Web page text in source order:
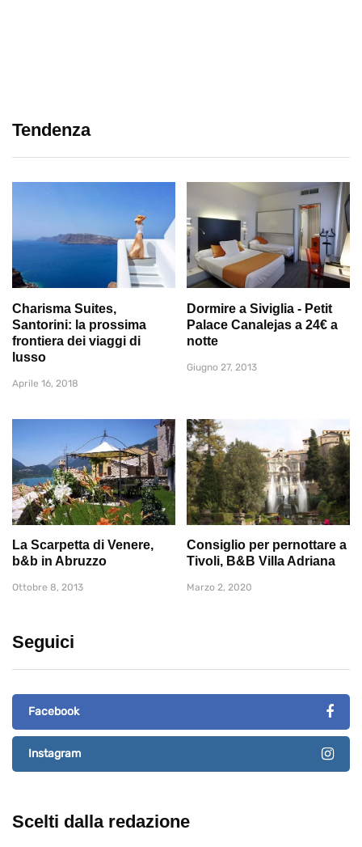
Tendenza
Charisma Suites,
Santorini: la prossima
frontiera dei viaggi di
lusso
Aprile 16, 2018
Dormire a Siviglia - Petit
Palace Canalejas a 24€ a
notte
Giugno 27, 2013
La Scarpetta di Venere,
b&b in Abruzzo
Ottobre 8, 2013
Consiglio per pernottare a
Tivoli, B&B Villa Adriana
Marzo 2, 2020
Seguici
Facebook
Instagram
Scelti dalla redazione